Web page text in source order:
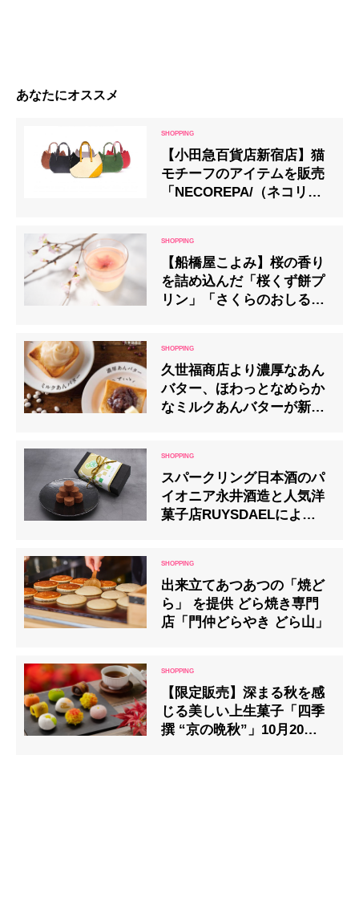
あなたにオススメ
【小田急百貨店新宿店】猫
モチーフのアイテムを販売
「NECOREPA/（ネコリ
【船橋屋こよみ】桜の香り
を詰め込んだ「桜くず餅プ
リン」「さくらのおしる
久世福商店より濃厚なあん
バター、ほわっとなめらか
なミルクあんバターが新登
スパークリング日本酒のパ
イオニア永井酒造と人気洋
菓子店RUYSDAELによる
出来立てあつあつの「焼ど
ら」 を提供 どら焼き専門
店「門仲どらやき どら山」
【限定販売】深まる秋を感
じる美しい上生菓子「四季
撰 “京の晩秋”」10月20日